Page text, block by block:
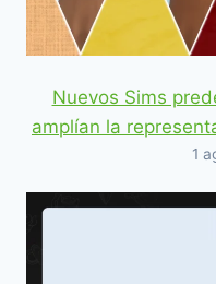
Nuevos Sims
amplían la
1